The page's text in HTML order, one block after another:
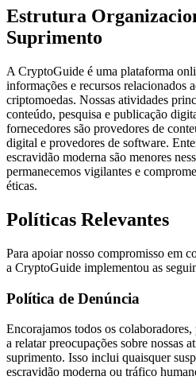
Estrutura
Suprimento
A CryptoGuide é uma plataforma
informações e recursos relacionados
criptomoedas. Nossas atividades
conteúdo, pesquisa e publicação
fornecedores são provedores de
digital e provedores de software.
escravidão moderna são menores
permanecemos vigilantes e
éticas.
Políticas Relevantes
Para apoiar nosso compromisso em
a CryptoGuide implementou as
Política de Denúncia
Encorajamos todos os colaboradores,
a relatar preocupações sobre nossas
suprimento. Isso inclui quaisquer
escravidão moderna ou tráfico